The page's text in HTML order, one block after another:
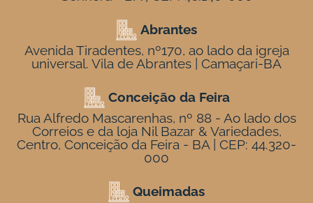
Abrantes
Avenida Tiradentes, nº170, ao lado da igreja
universal. Vila de Abrantes | Camaçari-BA
Conceição da Feira
Rua Alfredo Mascarenhas, nº 88 - Ao lado dos
Correios e da loja Nil Bazar & Variedades,
Centro, Conceição da Feira - BA | CEP: 44.320-
000
Queimadas